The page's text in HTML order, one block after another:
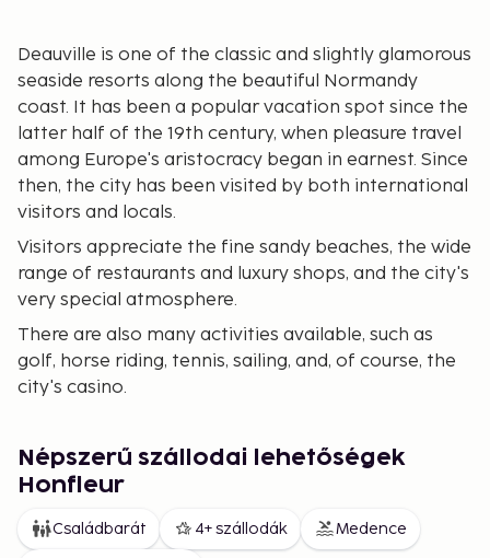
Deauville is one of the classic and slightly glamorous
seaside resorts along the beautiful Normandy
coast. It has been a popular vacation spot since the
latter half of the 19th century, when pleasure travel
among Europe's aristocracy began in earnest. Since
then, the city has been visited by both international
visitors and locals.
Visitors appreciate the fine sandy beaches, the wide
range of restaurants and luxury shops, and the city's
very special atmosphere.
There are also many activities available, such as
golf, horse riding, tennis, sailing, and, of course, the
city's casino.
Népszerű szállodai lehetőségek
Honfleur
Családbarát 4+ szállodák Medence